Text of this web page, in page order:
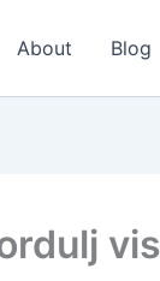
About Blog